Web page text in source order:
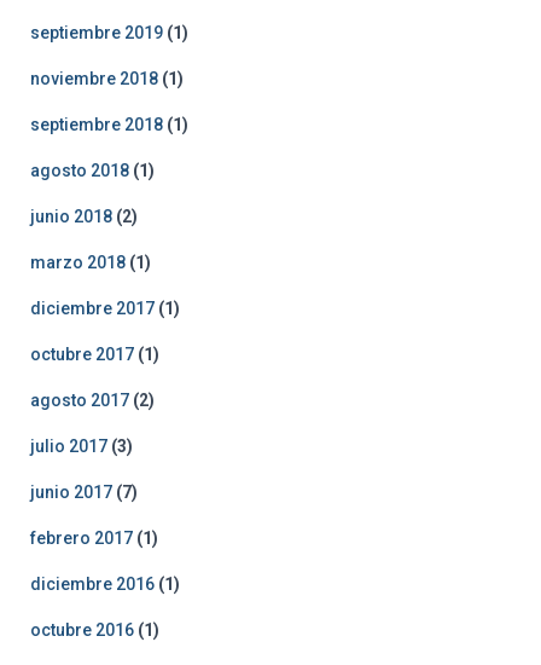
septiembre 2019 (1)
noviembre 2018 (1)
septiembre 2018 (1)
agosto 2018 (1)
junio 2018 (2)
marzo 2018 (1)
diciembre 2017 (1)
octubre 2017 (1)
agosto 2017 (2)
julio 2017 (3)
junio 2017 (7)
febrero 2017 (1)
diciembre 2016 (1)
octubre 2016 (1)